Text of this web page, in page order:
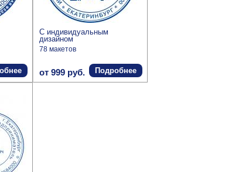
С индивидуальным
дизайном
78 макетов
от 999 руб. Подробнее